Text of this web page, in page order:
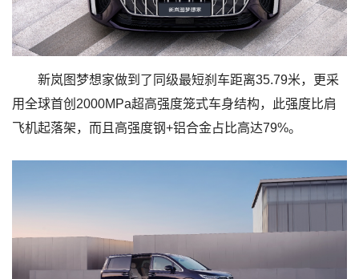
新岚图梦想家做到了同级最短刹车距离35.79米，更采
用全球首创2000MPa超高强度笼式车身结构，此强度比肩
飞机起落架，而且高强度钢+铝合金占比高达79%。